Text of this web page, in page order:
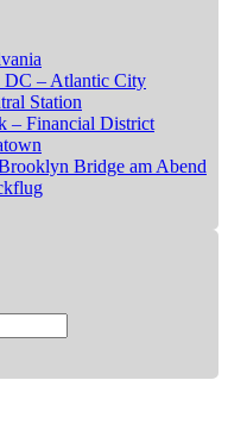
DC – Atlantic City
Station
– Financial District
Bridge am Abend